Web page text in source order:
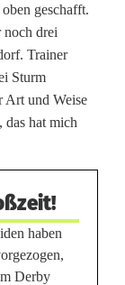
geschafft.
noch drei
Trainer
Sturm
Art und Weise
das hat mich
haben
Derby